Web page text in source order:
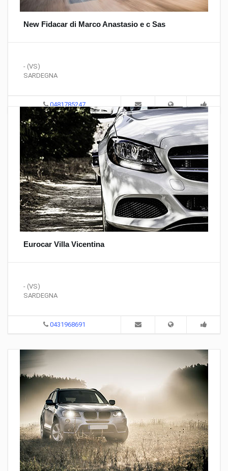
New Fidacar di Marco Anastasio e c Sas
- (VS)
SARDEGNA
0481785247
Eurocar Villa Vicentina
- (VS)
SARDEGNA
0431968691